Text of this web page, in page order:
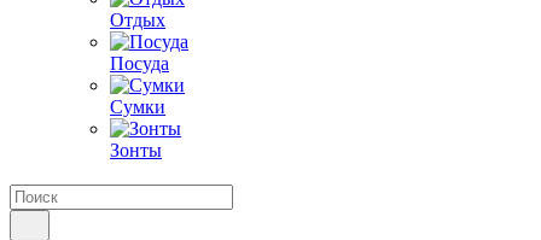
Отдых
Посуда
Сумки
Зонты